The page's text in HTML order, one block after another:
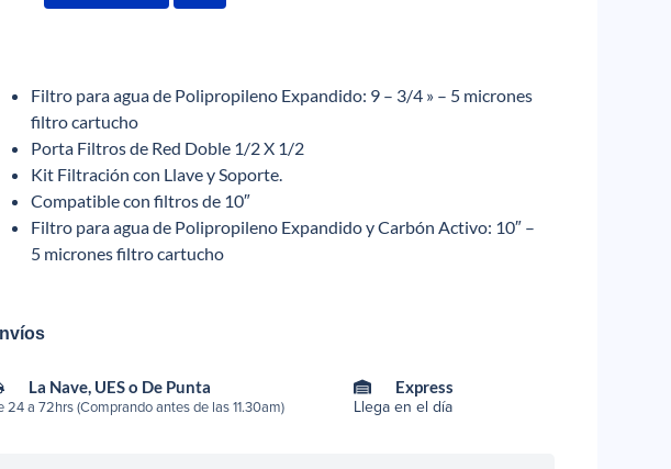
Filtro para agua de Polipropileno Expandido: 9 – 3/4 » – 5 micrones
filtro cartucho
Porta Filtros de Red Doble 1/2 X 1/2
Kit Filtración con Llave y Soporte.
Compatible con filtros de 10″
Filtro para agua de Polipropileno Expandido y Carbón Activo: 10″ –
5 micrones filtro cartucho
La Nave, UES o De Punta
24 a 72hrs (Comprando antes de las 11.30am)
Express
Llega en el día